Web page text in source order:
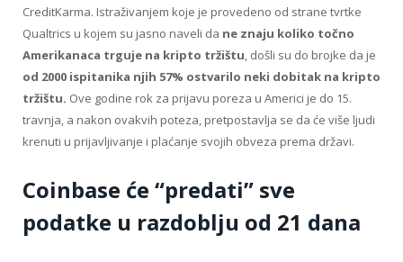
CreditKarma. Istraživanjem koje je provedeno od strane tvrtke
Qualtrics u kojem su jasno naveli da ne znaju koliko točno
Amerikanaca trguje na kripto tržištu, došli su do brojke da je
od 2000 ispitanika njih 57% ostvarilo neki dobitak na kripto
tržištu. Ove godine rok za prijavu poreza u Americi je do 15.
travnja, a nakon ovakvih poteza, pretpostavlja se da će više ljudi
krenuti u prijavljivanje i plaćanje svojih obveza prema državi.
Coinbase će “predati” sve
podatke u razdoblju od 21 dana